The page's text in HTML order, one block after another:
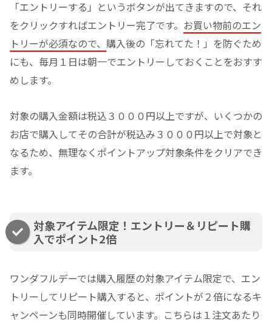
「エントリーする」というボタンが出てきますので、それ
をクリックすればエントリー完了です。 お買い物前のエン
トリーが必須なので、 購入後の「忘れてた！」を防ぐため
にも、毎月１日は朝一でエントリーしておくことをおすす
めします。
対象の購入金額は税込３０００円以上ですが、いくつかの
お店で購入してその合計が税込み３０００円以上で対象と
なるため、無理なくポイントアップ対象条件をクリアでき
ます。
対象アイテム限定！エントリー＆リピート購
入でポイント2倍
ワンダフルデーでは購入履歴の対象アイテム限定で、エン
トリーしてリピート購入すると、ポイントが２倍になるキ
ャンペーンも同時開催しています。こちらは１注文あたり